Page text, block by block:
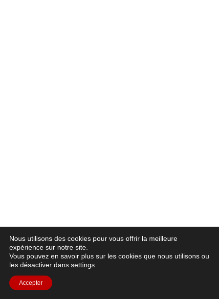
Nous utilisons des cookies pour vous offrir la meilleure
expérience sur notre site.
Vous pouvez en savoir plus sur les cookies que nous utilisons ou
les désactiver dans settings
Accepter